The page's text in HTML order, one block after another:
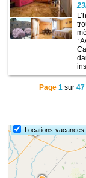
:
Page 1sur 47
Locations-vacances